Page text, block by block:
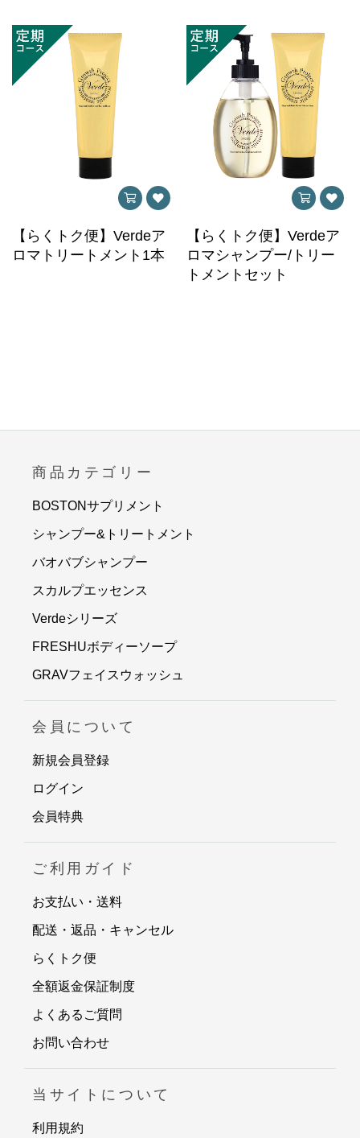
【らくトク便】Verdeア
ロマトリートメント1本
【らくトク便】Verdeア
ロマシャンプー/トリー
トメントセット
商品カテゴリー
BOSTONサプリメント
シャンプー&トリートメント
バオバブシャンプー
スカルプエッセンス
Verdeシリーズ
FRESHUボディーソープ
GRAVフェイスウォッシュ
会員について
新規会員登録
ログイン
会員特典
ご利用ガイド
お支払い・送料
配送・返品・キャンセル
らくトク便
全額返金保証制度
よくあるご質問
お問い合わせ
当サイトについて
利用規約